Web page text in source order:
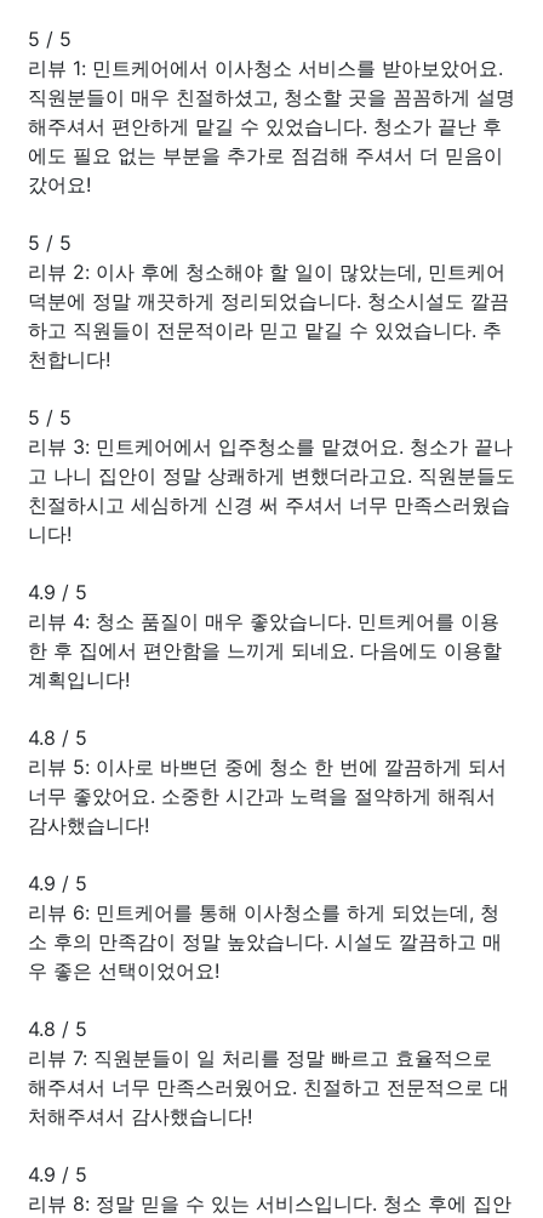
5 / 5
리뷰 1: 민트케어에서 이사청소 서비스를 받아보았어요.
직원분들이 매우 친절하셨고, 청소할 곳을 꼼꼼하게 설명
해주셔서 편안하게 맡길 수 있었습니다. 청소가 끝난 후
에도 필요 없는 부분을 추가로 점검해 주셔서 더 믿음이
갔어요!
5 / 5
리뷰 2: 이사 후에 청소해야 할 일이 많았는데, 민트케어
덕분에 정말 깨끗하게 정리되었습니다. 청소시설도 깔끔
하고 직원들이 전문적이라 믿고 맡길 수 있었습니다. 추
천합니다!
5 / 5
리뷰 3: 민트케어에서 입주청소를 맡겼어요. 청소가 끝나
고 나니 집안이 정말 상쾌하게 변했더라고요. 직원분들도
친절하시고 세심하게 신경 써 주셔서 너무 만족스러웠습
니다!
4.9 / 5
리뷰 4: 청소 품질이 매우 좋았습니다. 민트케어를 이용
한 후 집에서 편안함을 느끼게 되네요. 다음에도 이용할
계획입니다!
4.8 / 5
리뷰 5: 이사로 바쁘던 중에 청소 한 번에 깔끔하게 되서
너무 좋았어요. 소중한 시간과 노력을 절약하게 해줘서
감사했습니다!
4.9 / 5
리뷰 6: 민트케어를 통해 이사청소를 하게 되었는데, 청
소 후의 만족감이 정말 높았습니다. 시설도 깔끔하고 매
우 좋은 선택이었어요!
4.8 / 5
리뷰 7: 직원분들이 일 처리를 정말 빠르고 효율적으로
해주셔서 너무 만족스러웠어요. 친절하고 전문적으로 대
처해주셔서 감사했습니다!
4.9 / 5
리뷰 8: 정말 믿을 수 있는 서비스입니다. 청소 후에 집안